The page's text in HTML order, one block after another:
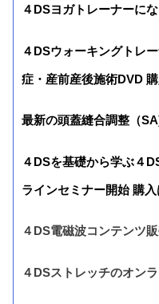
４DSヨガトレーナーに
４DSウォーキングトレ
症・産前産後施術DVD
最新の頭蓋縫合調整（
４DSを基礎から学ぶ４
ラインセミナー開始 購入
４DS電磁波コンテンツ
４DSストレッチのオン